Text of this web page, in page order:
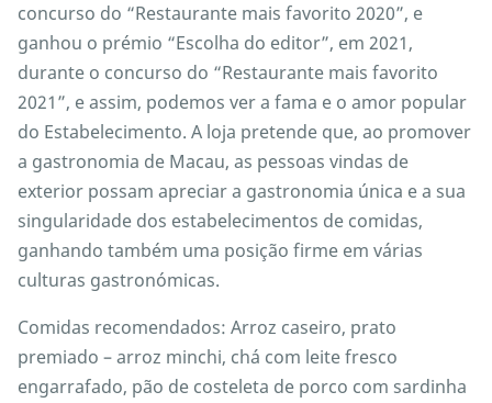
concurso do “Restaurante mais favorito 2020”, e
ganhou o prémio “Escolha do editor”, em 2021,
durante o concurso do “Restaurante mais favorito
2021”, e assim, podemos ver a fama e o amor popular
do Estabelecimento. A loja pretende que, ao promover
a gastronomia de Macau, as pessoas vindas de
exterior possam apreciar a gastronomia única e a sua
singularidade dos estabelecimentos de comidas,
ganhando também uma posição firme em várias
culturas gastronómicas.
Comidas recomendados: Arroz caseiro, prato
premiado – arroz minchi, chá com leite fresco
engarrafado, pão de costeleta de porco com sardinha